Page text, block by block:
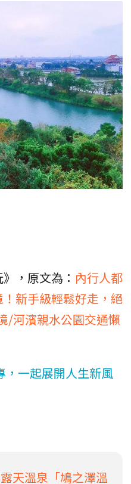
，原文為： 內行人都
新手級輕鬆好走，絕
/河濱親水公園交通懶
，一起展開人生新風
天溫泉「鳩之澤溫